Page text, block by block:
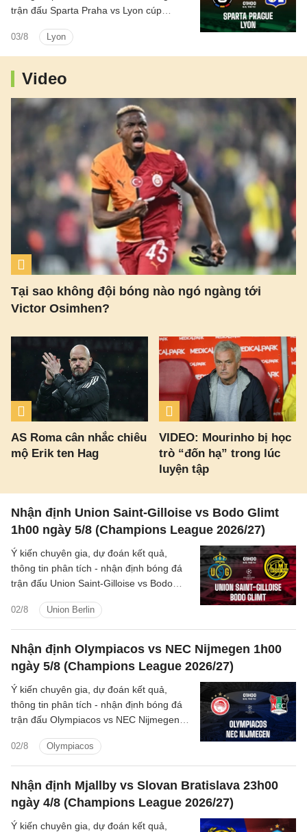
03/8 Lyon
trận đấu Sparta Praha vs Lyon cúp
hôm nay.
Video
Tại sao không đội bóng nào ngó ngàng tới
Victor Osimhen?
AS Roma cân nhắc chiêu
mộ Erik ten Hag
VIDEO: Mourinho bị học
trò “đốn hạ” trong lúc
luyện tập
Nhận định Union Saint-Gilloise vs Bodo Glimt
1h00 ngày 5/8 (Champions League 2026/27)
02/8 Union Berlin
Ý kiến chuyên gia, dự đoán kết quả,
thông tin phân tích - nhận định bóng đá
trận đấu Union Saint-Gilloise vs Bodo
2026/27 hôm nay.
Nhận định Olympiacos vs NEC Nijmegen 1h00
ngày 5/8 (Champions League 2026/27)
02/8 Olympiacos
Ý kiến chuyên gia, dự đoán kết quả,
thông tin phân tích - nhận định bóng đá
trận đấu Olympiacos vs NEC Nijmegen
2026/27 hôm nay.
Nhận định Mjallby vs Slovan Bratislava 23h00
ngày 4/8 (Champions League 2026/27)
Ý kiến chuyên gia, dự đoán kết quả,